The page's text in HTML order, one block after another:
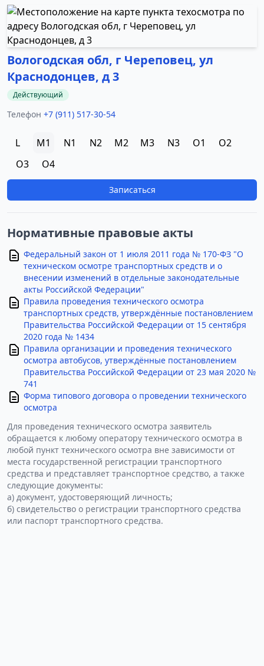
Вологодская обл, г Череповец, ул
Краснодонцев, д 3
Действующий
Телефон +7 (911) 517-30-54
L M1 N1 N2 M2 M3 N3 O1
O2
O3
O4
Записаться
Нормативные правовые акты
Федеральный закон от 1 июля 2011 года № 170-ФЗ "О
техническом осмотре транспортных средств и о
внесении изменений в отдельные законодательные
акты Российской Федерации"
Правила проведения технического осмотра
транспортных средств, утверждённые постановлением
Правительства Российской Федерации от 15 сентября
2020 года № 1434
Правила организации и проведения технического
осмотра автобусов, утверждённые постановлением
Правительства Российской Федерации от 23 мая 2020 №
741
Форма типового договора о проведении технического
осмотра
Для проведения технического осмотра заявитель
обращается к любому оператору технического осмотра в
любой пункт технического осмотра вне зависимости от
места государственной регистрации транспортного
средства и представляет транспортное средство, а также
следующие документы:
а) документ, удостоверяющий личность;
б) свидетельство о регистрации транспортного средства
или паспорт транспортного средства.